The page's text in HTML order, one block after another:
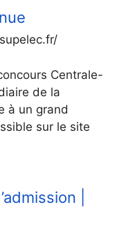
Centrale-
de la
à un grand
sur le site
|